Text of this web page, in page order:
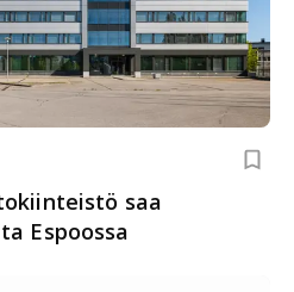
saa
Espoossa